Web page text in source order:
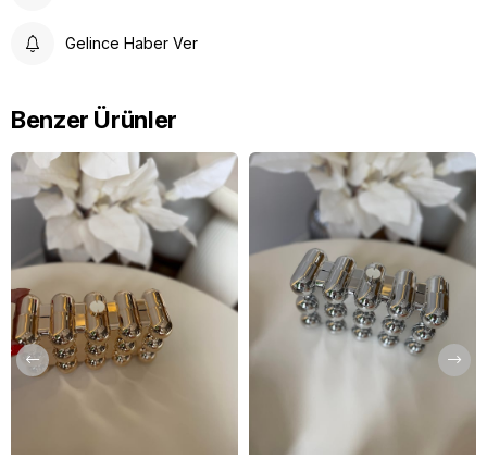
Gelince Haber Ver
Benzer Ürünler